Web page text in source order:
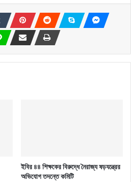
ইবির ৪৪ শিক্ষকের বিরুদ্ধে নৈরাজ্য ষড়যন্ত্রের
অভিযোগ তদন্তে কমিটি